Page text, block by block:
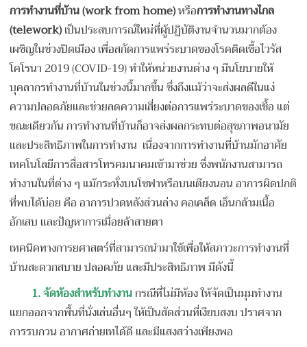
การทำงานที่บ้าน (work from home)หรือการทำงานทางไกล
(telework)เป็นประสบการณ์ใหม่ที่ผู้ปฏิบัติงานจำนวนมากต้อง
เผชิญในช่วงปิดเมือง เพื่อสกัดการแพร่ระบาดของโรคติดเชื้อไวรัส
โคโรนา 2019 (COVID-19) ทำให้หน่วยงานต่าง ๆ มีนโยบายให้
บุคลากรทำงานที่บ้านในช่วงนี้มากขึ้น ซึ่งถึงแม้ว่าจะส่งผลดีในแง่
ความปลอดภัยและช่วยลดความเสี่ยงต่อการแพร่ระบาดของเชื้อ แต่
ขณะเดียวกัน การทำงานที่บ้านก็อาจส่งผลกระทบต่อสุขภาพอนามัย
และประสิทธิภาพในการทำงาน เนื่องจากการทำงานที่บ้านมักอาศัย
เทคโนโลยีการสื่อสารโทรคมนาคมเข้ามาช่วย ซึ่งพนักงานสามารถ
ทำงานในที่ต่าง ๆ แม้กระทั่งบนโซฟาหรือบนเตียงนอน อาการผิดปกติ
ที่พบได้บ่อย คือ อาการปวดหลังส่วนล่าง คอเคล็ด เอ็นกล้ามเนื้อ
อักเสบ และปัญหาการเมื่อยล้าสายตา
เทคนิคทางการยศาสตร์ที่สามารถนำมาใช้เพื่อให้สภาวะการทำงานที่
บ้านสะดวกสบาย ปลอดภัย และมีประสิทธิภาพ มีดังนี้
1. จัดห้องสำหรับทำงานกรณีที่ไม่มีห้อง ให้จัดเป็นมุมทำงาน
แยกออกจากพื้นที่นั่งเล่นอื่นๆ ให้เป็นสัดส่วนที่เงียบสงบ ปราศจาก
การรบกวน อากาศถ่ายเทได้ดี และมีแสงสว่างเพียงพอ